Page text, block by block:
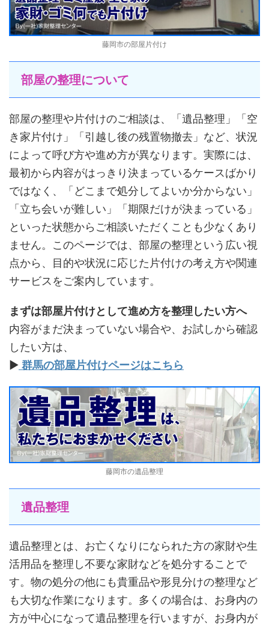
藤岡市の部屋片付け
部屋の整理について
部屋の整理や片付けのご相談は、「遺品整理」「空
き家片付け」「引越し後の残置物撤去」など、状況
によって呼び方や進め方が異なります。実際には、
最初から内容がはっきり決まっているケースばかり
ではなく、「どこまで処分してよいか分からない」
「立ち会いが難しい」「期限だけが決まっている」
といった状態からご相談いただくことも少なくあり
ません。このページでは、部屋の整理という広い視
点から、目的や状況に応じた片付けの考え方や関連
サービスをご案内しています。
まずは部屋片付けとして進め方を整理したい方へ
内容がまだ決まっていない場合や、お試しから確認
したい方は、
▶ 群馬の部屋片付けページはこちら
藤岡市の遺品整理
遺品整理
遺品整理とは、お亡くなりになられた方の家財や生
活用品を整理し不要な家財などを処分することで
す。物の処分の他にも貴重品や形見分けの整理など
も大切な作業になります。多くの場合は、お身内の
方が中心になって遺品整理を行いますが、お身内が